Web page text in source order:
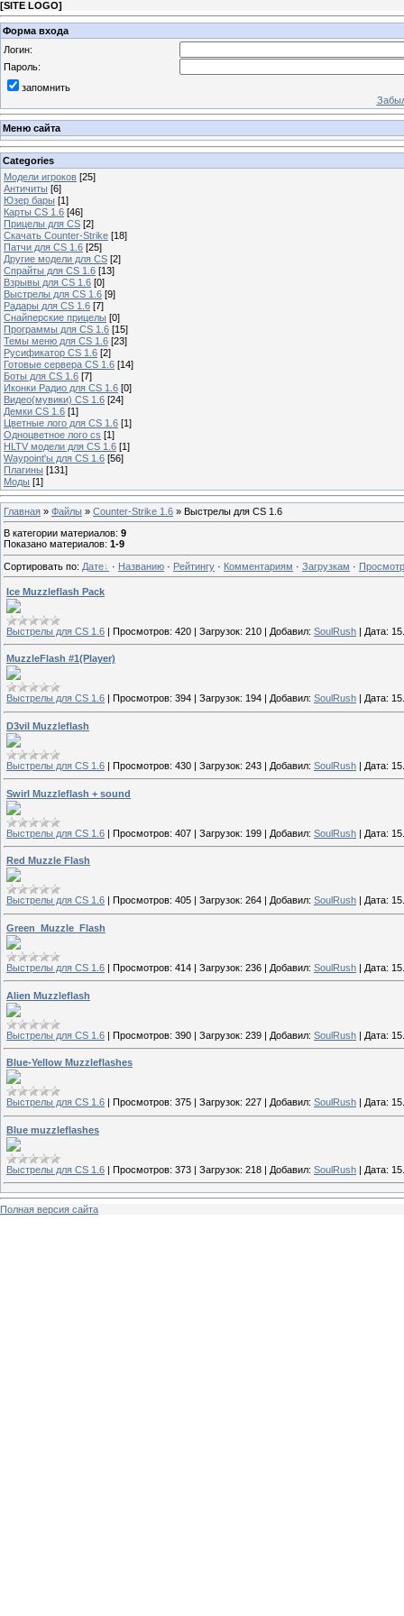
[SITE LOGO]
Форма входа
Логин:
Пароль:
запомнить
Меню сайта
Categories
Модели игроков [25]
Античиты [6]
Юзер бары [1]
Карты CS 1.6 [46]
Прицелы для CS [2]
Скачать Counter-Strike [18]
Патчи для CS 1.6 [25]
Другие модели для CS [2]
Спрайты для CS 1.6 [13]
Взрывы для CS 1.6 [0]
Выстрелы для CS 1.6 [9]
Радары для CS 1.6 [7]
Снайперские прицелы [0]
Программы для CS 1.6 [15]
Темы меню для CS 1.6 [23]
Русификатор CS 1.6 [2]
Готовые сервера CS 1.6 [14]
Боты для CS 1.6 [7]
Иконки Радио для CS 1.6 [0]
Видео(мувики) CS 1.6 [24]
Демки CS 1.6 [1]
Цветные лого для CS 1.6 [1]
Одноцветное лого сs [1]
HLTV модели для CS 1.6 [1]
Waypoint'ы для CS 1.6 [56]
Плагины [131]
Моды [1]
Главная » Файлы » Counter-Strike 1.6 » Выстрелы для CS 1.6
В категории материалов: 9
Показано материалов: 1-9
Сортировать по: Дате · Названию · Рейтингу · Комментариям · Загрузкам ·
Ice Muzzleflash Pack
Выстрелы для CS 1.6 | Просмотров: 420 | Загрузок: 210 | Добавил: SoulRush | Дата:
MuzzleFlash #1(Player)
Выстрелы для CS 1.6 Просмотров: 394 Загрузок: 194 Добавил: SoulRush Дата:
D3vil Muzzleflash
Выстрелы для CS 1.6 | Просмотров: 430 | Загрузок: 243 | Добавил: SoulRush | Дата:
Swirl Muzzleflash + sound
Выстрелы для CS 1.6 | Просмотров: 407 | Загрузок: 199 | Добавил: SoulRush | Дата:
Red Muzzle Flash
Выстрелы для CS 1.6 Просмотров: 405 Загрузок: 264 Добавил: SoulRush Дата:
Green_Muzzle_Flash
Выстрелы для CS 1.6 | Просмотров: 414 | Загрузок: 236 | Добавил: SoulRush | Дата:
Alien Muzzleflash
Выстрелы для CS 1.6 | Просмотров: 390 | Загрузок: 239 | Добавил: SoulRush | Дата:
Blue-Yellow Muzzleflashes
Выстрелы для CS 1.6 | Просмотров: 375 | Загрузок: 227 | Добавил: SoulRush | Дата:
Blue muzzleflashes
Выстрелы для CS 1.6 | Просмотров: 373 | Загрузок: 218 | Добавил: SoulRush | Дата:
Полная версия сайта